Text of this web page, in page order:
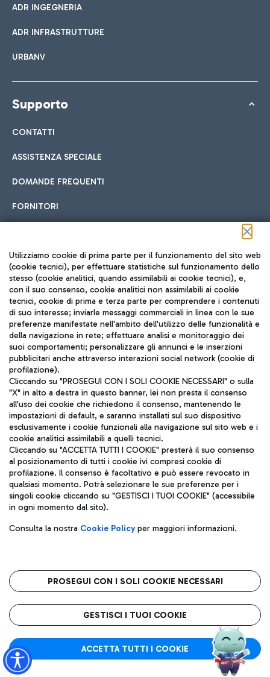
ADR INGEGNERIA
ADR INFRASTRUTTURE
URBANV
Supporto
CONTATTI
ASSISTENZA SPECIALE
DOMANDE FREQUENTI
FORNITORI
Seguici sui social
TRAVEL JOURNAL
ITA
Aeroporti di Roma S.p.A. - Società soggetta a direzione e
coordinamento di Mundys S.p.A.
Codice fiscale e Registro delle Imprese di Roma 13032990155 P.
IVA 06572251004
Capitale sociale 62.224.743,00 int. vers.
Sede legale: Via Pier Paolo Racchetti 1 - 00054 Fiumicino (RM)
telefono +39 06 65951
Privacy policy
Note legali
Roma FCO
L'aeroporto stellato
Utilizziamo cookie di prima parte per il funzionamento del sito web
(cookie tecnici), per effettuare statistiche sul funzionamento dello
stesso (cookie analitici, quando assimilabili ai cookie tecnici), e,
con il suo consenso, cookie analitici non assimilabili ai cookie
tecnici, cookie di prima e terza parte per comprendere i contenuti
di suo interesse; inviarle messaggi commerciali in linea con le sue
preferenze manifestate nell'ambito dell'utilizzo delle funzionalità e
della navigazione in rete; effettuare analisi e monitoraggio dei
suoi comportamenti; personalizzare gli annunci e le inserzioni
pubblicitari anche attraverso interazioni social network (cookie di
profilazione).
Cliccando su "PROSEGUI CON I SOLI COOKIE NECESSARI" o sulla
"X" in alto a destra in questo banner, lei non presta il consenso
all'uso dei cookie che richiedono il consenso, mantenendo le
impostazioni di default, e saranno installati sul suo dispositivo
esclusivamente i cookie funzionali alla navigazione sul sito web e i
cookie analitici assimilabili a quelli tecnici.
Cliccando su "ACCETTA TUTTI I COOKIE" presterà il suo consenso
al posizionamento di tutti i cookie ivi compresi cookie di
profilazione. Il consenso è facoltativo e può essere revocato in
qualsiasi momento. Potrà selezionare le sue preferenze per i
singoli cookie cliccando su "GESTISCI I TUOI COOKIE" (accessibile
in ogni momento dal sito).
Consulta la nostra Cookie Policyper maggiori informazioni.
PROSEGUI CON I SOLI COOKIE NECESSARI
GESTISCI I TUOI COOKIE
ACCETTA TUTTI I COOKIE